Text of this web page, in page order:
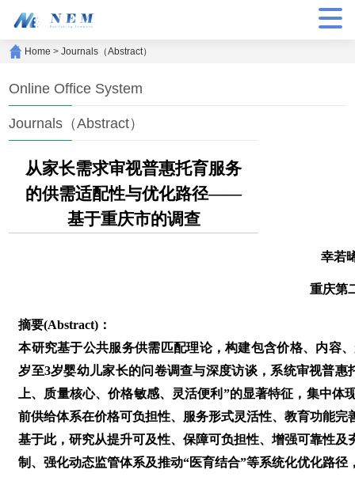
Home >Journals（Abstract）
Online Office System
Journals（Abstract）
从家长需求审视普惠托育服务
的供需适配性与优化路径——
基于重庆市的调查
幸若
重庆第
摘要(Abstract)：
本研究基于公共服务供需匹配理论，构建包含价格、内容
岁至3岁婴幼儿家长的问卷调查与深度访谈，系统审视普
上、质量核心、价格敏感、灵活便利”的显著特征，集中
前供给体系在价格可负担性、服务形式灵活性、教育功能
基于此，研究从提升可及性、保障可负担性、增强可靠性
制、强化动态监管体系及推动“医育结合”等系统化优化路